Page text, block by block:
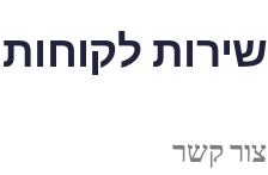
שירות לקוחות
צור קשר